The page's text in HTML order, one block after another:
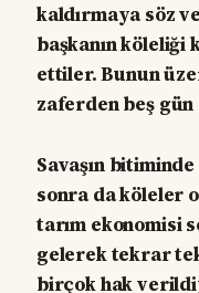
kaldırmaya söz
başkanın köleliği
ettiler. Bunun
zaferden beş
Savaşın
sonra da köleler
tarım ekonomisi
gelerek tekrar
birçok hak